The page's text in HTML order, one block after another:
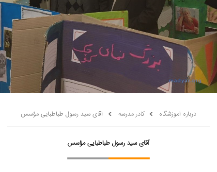
درباره آموزشگاه کادر مدرسه آقای سید رسول طباطبایی مؤسس
آقای سید رسول طباطبایی مؤسس